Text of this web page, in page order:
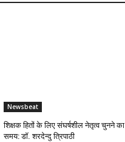
Newsbeat
शिक्षक हितों के लिए संघर्षशील नेतृत्व चुनने का
समय: डॉ. शरदेन्दु त्रिपाठी